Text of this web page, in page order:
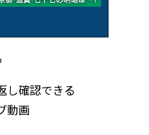
し確認できる
動画